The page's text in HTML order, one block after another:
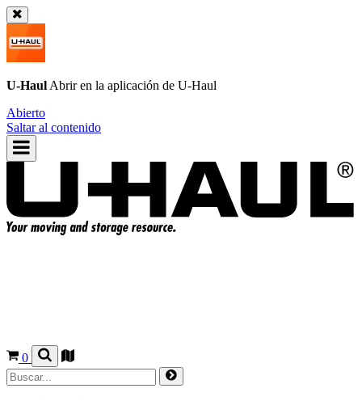
U-Haul Abrir en la aplicación de U-Haul
Abierto
Saltar al contenido
0